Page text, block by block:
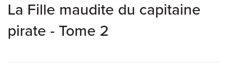
La Fille maudite du capitaine
pirate - Tome 2